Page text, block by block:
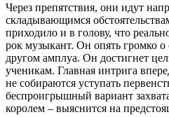
Через препятствия, они идут
складывающимся
приходило и в голову, что
рок музыкант. Он опять громко о
другом амплуа. Он достигнет
ученикам. Главная интрига
не собираются уступать
беспроигрышный вариант
королем – выяснится на